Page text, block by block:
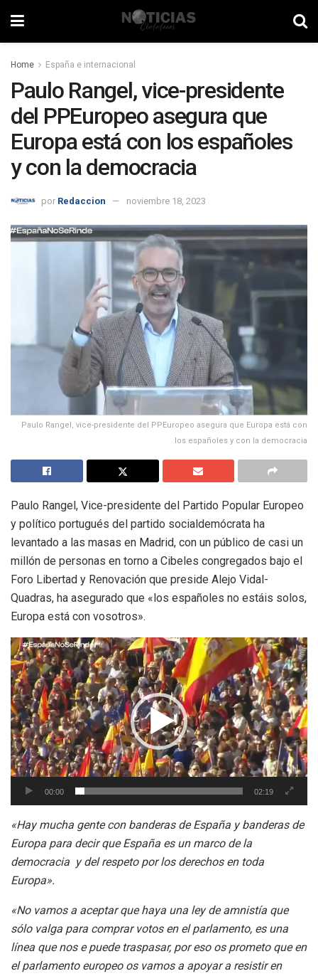
Home España e internacional
Paulo Rangel, vice-presidente
del PPEuropeo asegura que
Europa está con los españoles
y con la democracia
por Redaccion noviembre 18, 2023
Paulo Rangel, vice-presidente del PPEuropeo asegura que Europa está con
los españoles y con la democracia
Paulo Rangel, Vice-presidente del Partido Popular Europeo
y político portugués del partido socialdemócrata ha
levantado a las masas en Madrid, con un público de casi un
millón de personas en torno a Cibeles congregados bajo el
Foro Libertad y Renovación que preside Alejo Vidal-
Quadras, ha asegurado que «los españoles no estáis solos,
Europa está con vosotros».
Reproductor
de
vídeo
00:00 02:19
«Hay mucha gente con banderas de España y banderas de
Europa para decir que España es un marco de la
democracia y del respeto por los derechos en toda
Europa».
«No vamos a aceptar que haya una ley de amnistía que
sólo valga para comprar votos en el parlamento, es una
línea que nos e puede traspasar, por eso os prometo que en
el parlamento europeo os vamos a apoyar a resistir en